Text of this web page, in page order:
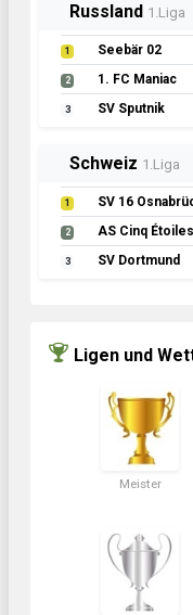
Russland 1.Liga
1 Seebär 02
2 1. FC Maniac
3 SV Sputnik
Schweiz 1.Liga
1 SV 16
2 AS Cinq Étoiles
3 SV Dortmund
Ligen und
Meister